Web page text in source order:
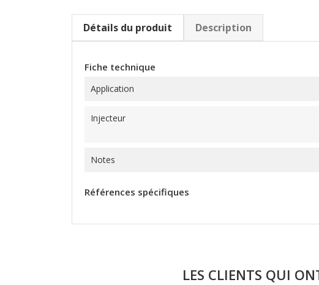
Détails du produit Description
Fiche technique
Application
Injecteur
Notes
Références spécifiques
LES CLIENTS QUI